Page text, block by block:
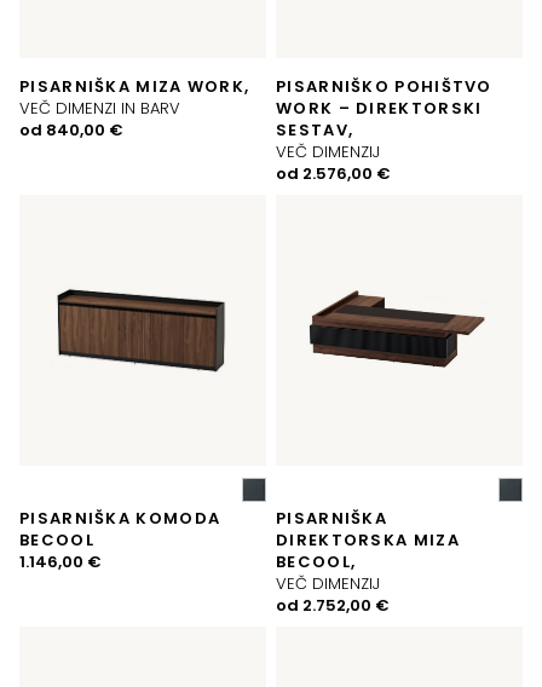
PISARNIŠKA MIZA WORK,
VEČ DIMENZI IN BARV
od 840,00 €
PISARNIŠKO POHIŠTVO
WORK – DIREKTORSKI
SESTAV,
VEČ DIMENZIJ
od 2.576,00 €
PISARNIŠKA KOMODA
BECOOL
1.146,00 €
PISARNIŠKA
DIREKTORSKA MIZA
BECOOL,
VEČ DIMENZIJ
od 2.752,00 €